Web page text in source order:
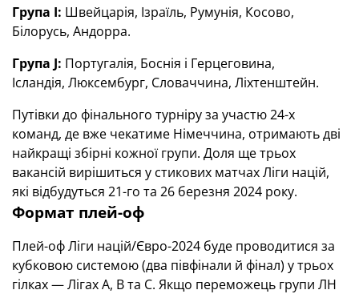
Група I: Швейцарія, Ізраїль, Румунія, Косово,
Білорусь, Андорра.
Група J: Португалія, Боснія і Герцеговина,
Ісландія, Люксембург, Словаччина, Ліхтенштейн.
Путівки до фінального турніру за участю 24-х
команд, де вже чекатиме Німеччина, отримають дві
найкращі збірні кожної групи. Доля ще трьох
вакансій вирішиться у стикових матчах Ліги націй,
які відбудуться 21-го та 26 березня 2024 року.
Формат плей-оф
Плей-оф Ліги націй/Євро-2024 буде проводитися за
кубковою системою (два півфінали й фінал) у трьох
гілках — Лігах А, В та С. Якщо переможець групи ЛН